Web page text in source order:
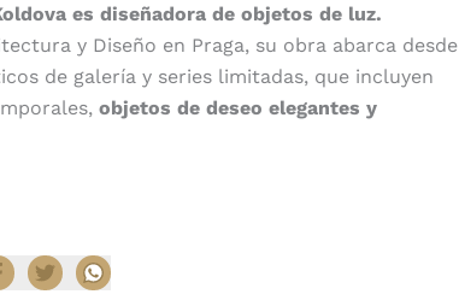
es diseñadora de objetos de luz.
y Diseño en Praga, su obra abarca desde
de galería y series limitadas, que incluyen
objetos de deseo elegantes y